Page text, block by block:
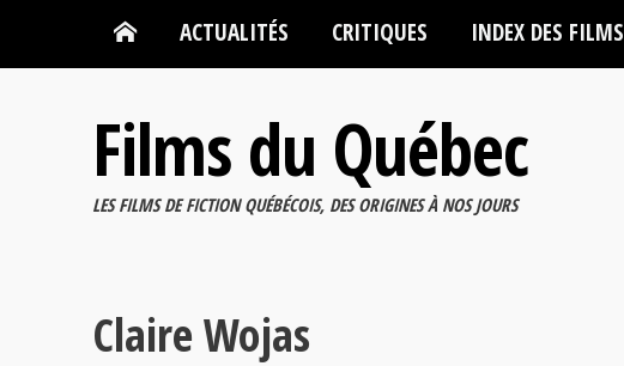
ACTUALITÉS CRITIQUES INDEX DES FILMS
Films du Québec
LES FILMS DE FICTION QUÉBÉCOIS, DES ORIGINES À NOS JOURS
Claire Wojas